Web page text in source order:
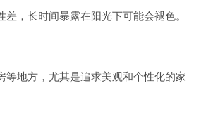
差，长时间暴露在阳光下可能会褪色。
等地方，尤其是追求美观和个性化的家